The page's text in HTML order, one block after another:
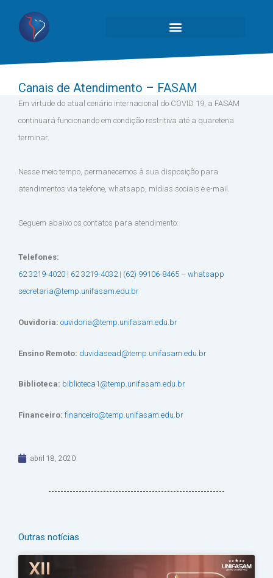
Canais de Atendimento – FASAM
Em virtude do atual cenário internacional do COVID 19, a FASAM
continuará funcionando em condição restritiva até a quaretena
terminar.
Nesse meio tempo, permanecemos à sua disposição para
atendimentos via telefone, whatsapp, mídias sociais e e-mail.
Seguem abaixo os contatos para atendimento:
Telefones:
62 3219-4020 | 62 3219-4032| (62) 99106-8465 – whatsapp
secretaria@temp.unifasam.edu.br
Ouvidoria: ouvidoria@temp.unifasam.edu.br
Ensino Remoto: duvidasead@temp.unifasam.edu.br
Biblioteca: biblioteca1@temp.unifasam.edu.br
Financeiro: financeiro@temp.unifasam.edu.br
abril 18, 2020
Outras notícias